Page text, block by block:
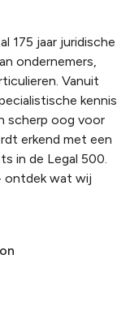
175 jaar juridische
ondernemers,
Vanuit
kennis
scherp oog voor
erkend met een
in de Legal 500.
ontdek wat wij